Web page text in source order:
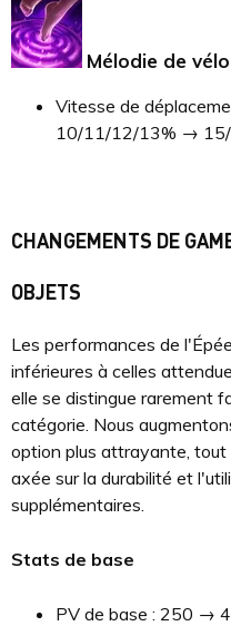
Mélodie de
Vitesse de
10/11/12/13% →
CHANGEMENTS DE
OBJETS
Les performances de
inférieures à celles
elle se distingue rarement
catégorie. Nous
option plus attrayante,
axée sur la durabilité et
supplémentaires.
Stats de base
PV de base : 250 →